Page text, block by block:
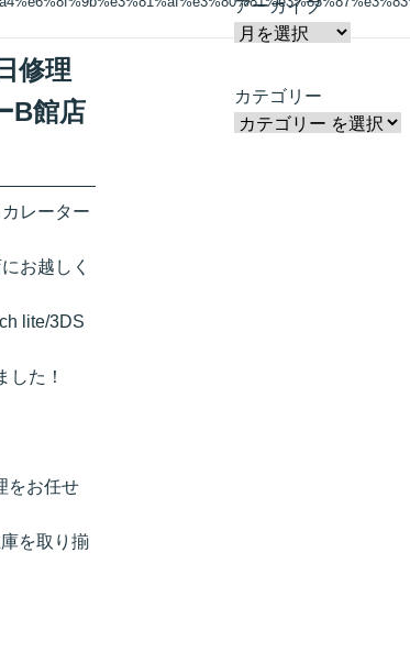
修理
B館店
レーター
お越しく
lite/3DS
た！
をお任せ
を取り揃
アーカイブ
カテゴリー